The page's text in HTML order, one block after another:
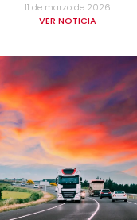
11 de marzo de 2026
VER NOTICIA